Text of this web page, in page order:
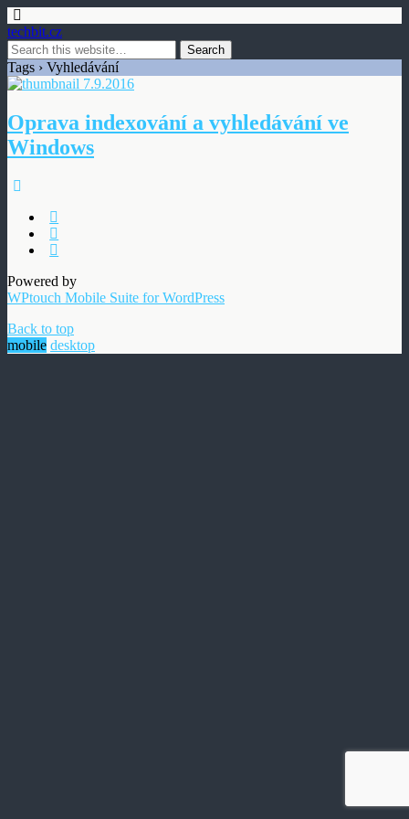
techbit.cz
Tags › Vyhledávání
7.9.2016
Oprava indexování a vyhledávání ve
Windows
Powered by
WPtouch Mobile Suite for WordPress
Back to top
mobile desktop